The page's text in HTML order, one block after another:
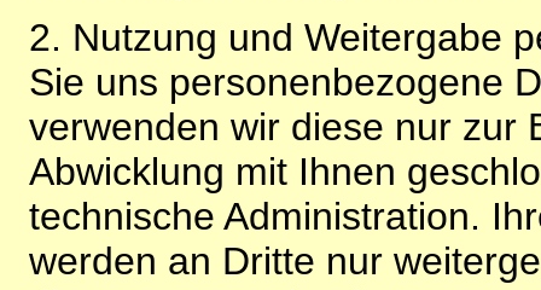
2. Nutzung und Weitergabe
Sie uns personenbezogene
verwenden wir diese nur zur
Abwicklung mit Ihnen
technische Administration.
werden an Dritte nur